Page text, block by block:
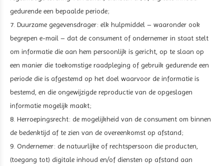
gedurende een bepaalde periode;
7. Duurzame gegevensdrager: elk hulpmiddel – waaronder ook
begrepen e-mail – dat de consument of ondernemer in staat stelt
om informatie die aan hem persoonlijk is gericht, op te slaan op
een manier die toekomstige raadpleging of gebruik gedurende een
periode die is afgestemd op het doel waarvoor de informatie is
bestemd, en die ongewijzigde reproductie van de opgeslagen
informatie mogelijk maakt;
8. Herroepingsrecht: de mogelijkheid van de consument om binnen
de bedenktijd af te zien van de overeenkomst op afstand;
9. Ondernemer: de natuurlijke of rechtspersoon die producten,
(toegang tot) digitale inhoud en/of diensten op afstand aan